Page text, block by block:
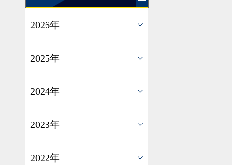
2026年
2025年
2024年
2023年
2022年